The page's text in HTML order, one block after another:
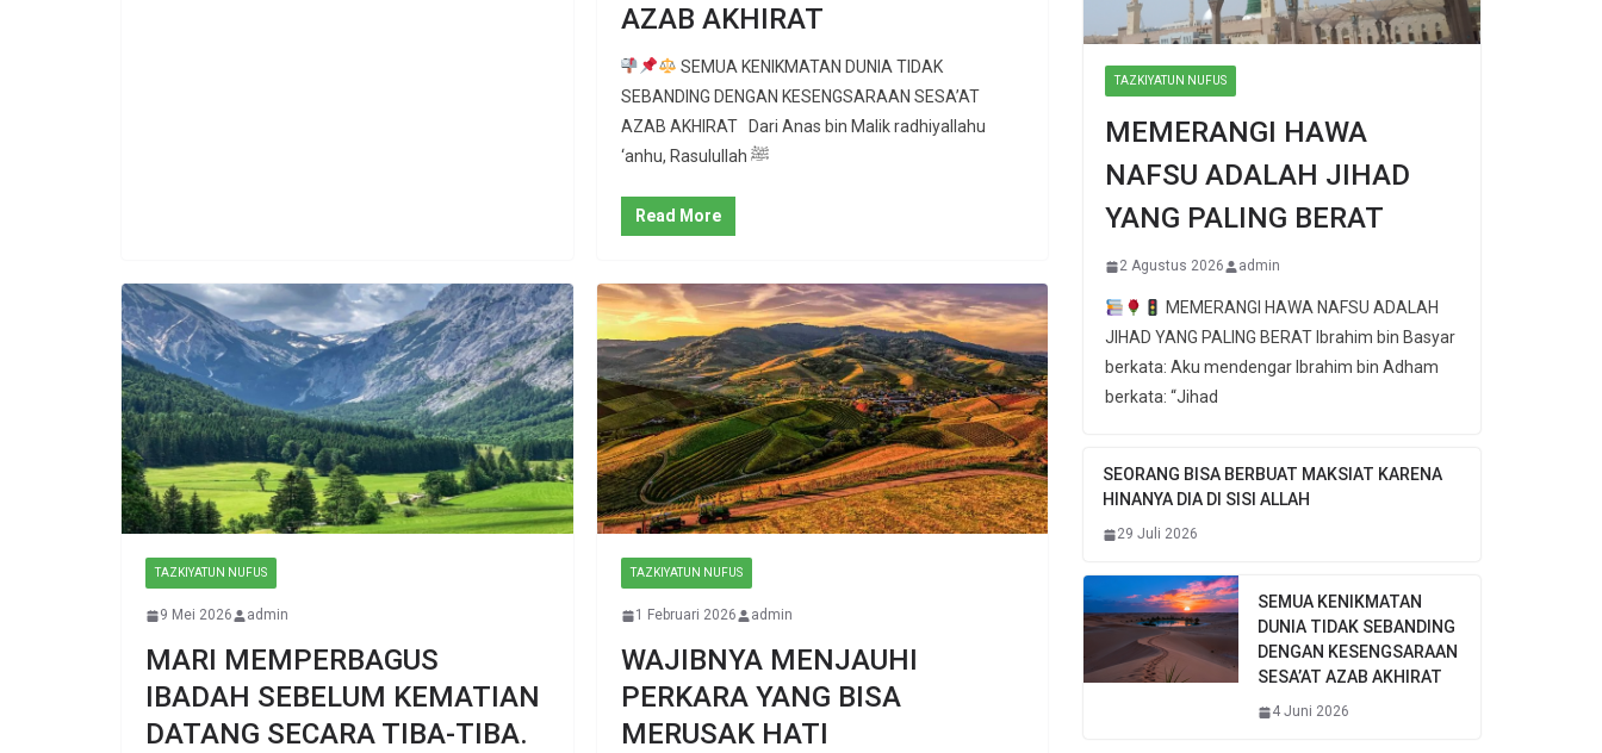
AZAB AKHIRAT
SEMUA KENIKMATAN DUNIA TIDAK
SEBANDING DENGAN KESENGSARAAN SESA’AT
AZAB AKHIRAT Dari Anas bin Malik radhiyallahu
‘anhu, Rasulullah ﷺ
Read More
TAZKIYATUN NUFUS
9 Mei 2026 admin
MARI MEMPERBAGUS
IBADAH SEBELUM KEMATIAN
DATANG SECARA TIBA-TIBA.
TAZKIYATUN NUFUS
1 Februari 2026 admin
WAJIBNYA MENJAUHI
PERKARA YANG BISA
MERUSAK HATI
TAZKIYATUN NUFUS
MEMERANGI HAWA
NAFSU ADALAH JIHAD
YANG PALING BERAT
2 Agustus 2026 admin
MEMERANGI HAWA NAFSU ADALAH
JIHAD YANG PALING BERAT Ibrahim bin Basyar
berkata: Aku mendengar Ibrahim bin Adham
berkata: “Jihad
SEORANG BISA BERBUAT MAKSIAT KARENA
HINANYA DIA DI SISI ALLAH
29 Juli 2026
SEMUA KENIKMATAN
DUNIA TIDAK SEBANDING
DENGAN KESENGSARAAN
SESA’AT AZAB AKHIRAT
4 Juni 2026